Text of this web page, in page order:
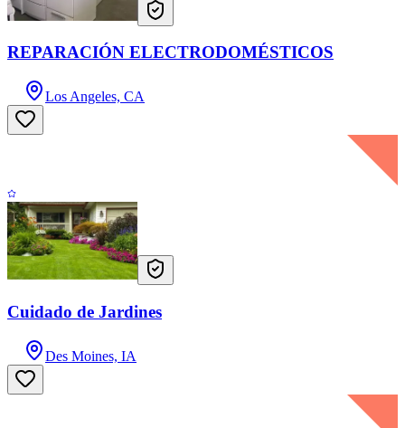
REPARACIÓN ELECTRODOMÉSTICOS
Los Angeles, CA
Cuidado de Jardines
Des Moines, IA